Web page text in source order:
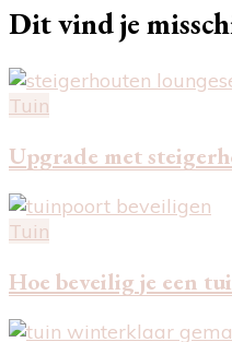
Dit vind je
Tuin
Upgrade met
Tuin
Hoe beveilig je een